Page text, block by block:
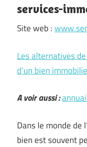
services-
Site web :
Les alternatives
d’un bien
A voir aussi :
Dans le monde de
bien est souvent